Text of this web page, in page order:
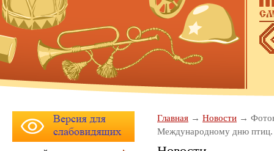
Главная Новости
Международному дню птиц.